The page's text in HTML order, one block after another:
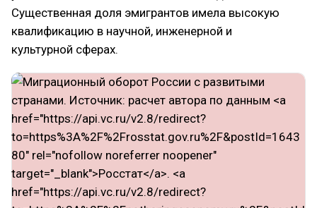
Существенная доля эмигрантов имела высокую
квалификацию в научной, инженерной и
культурной сферах.